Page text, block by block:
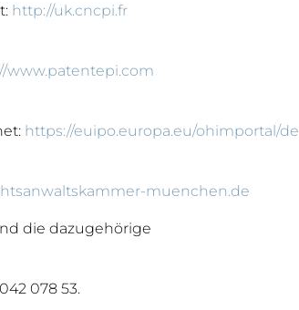
http://uk.cncpi.fr
www.patentepi.com
https://euipo.europa.eu/ohimportal/de
muenchen.de
die dazugehörige
078 53.